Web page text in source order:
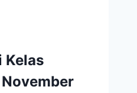
Kelas